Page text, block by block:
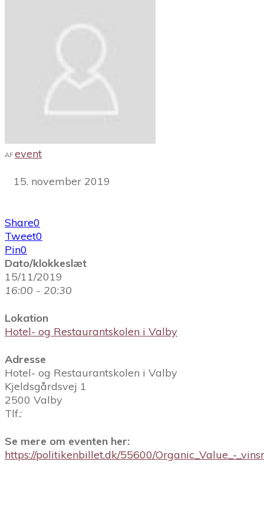
AF event
15. november 2019
Share0
Tweet0
Pin0
Dato/klokkeslæt
15/11/2019
16:00 - 20:30
Lokation
Hotel- og Restaurantskolen i Valby
Adresse
Hotel- og Restaurantskolen i Valby
Kjeldsgårdsvej 1
2500 Valby
Tlf.:
Se mere om eventen her:
https://politikenbillet.dk/55600/Organic_Value_-